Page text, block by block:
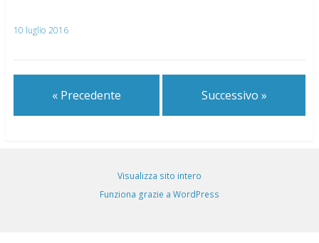
10 luglio 2016
« Precedente Successivo »
Visualizza sito intero
Funziona grazie a WordPress